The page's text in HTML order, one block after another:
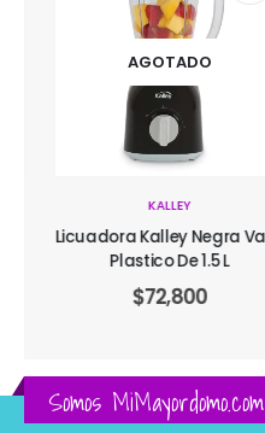
AGOTADO
KALLEY
Licuadora Kalley Negra Vaso
Plastico De 1.5 L
72,800
Somos MiMayordomo.com